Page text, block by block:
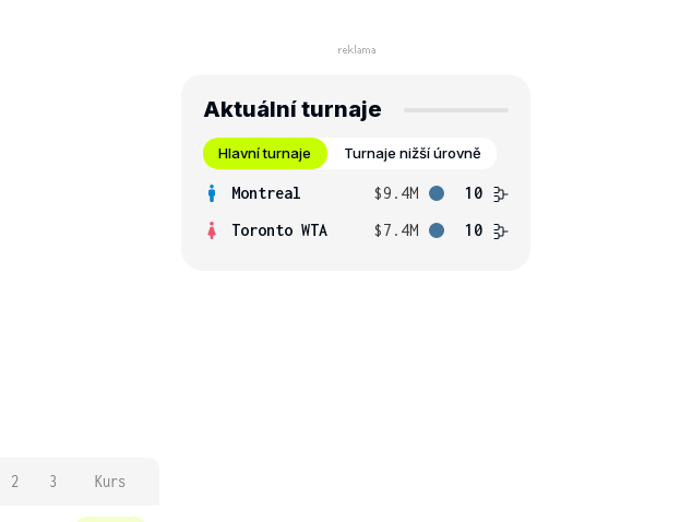
2 3 Kurs
Aktuální turnaje
Hlavní turnaje Turnaje nižší úrovně
Montreal $9.4M
10
Toronto WTA
$7.4M 10